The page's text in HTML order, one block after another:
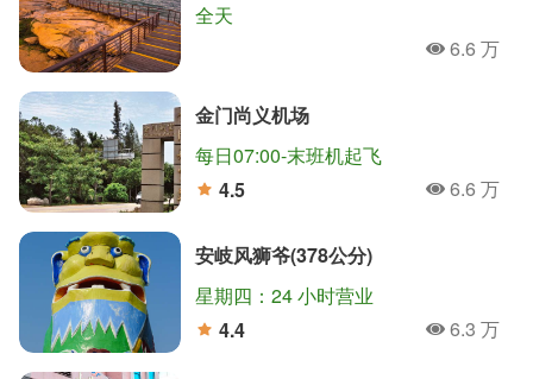
全天
人氣6.6 万
金门尚义机场
每日07:00-末班机起飞
4.5
人氣6.6 万
安岐风狮爷(378公分)
星期四：24 小时营业
4.4
人氣6.3 万